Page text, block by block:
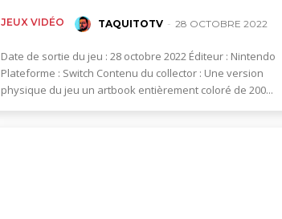
JEUX VIDÉO TAQUITOTV - 28 OCTOBRE 2022
Date de sortie du jeu : 28 octobre 2022 Éditeur : Nintendo
Plateforme : Switch Contenu du collector : Une version
physique du jeu un artbook entièrement coloré de 200...